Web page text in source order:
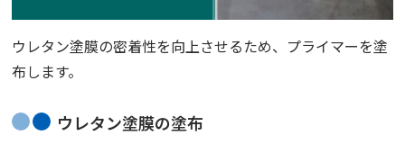
ウレタン塗膜の密着性を向上させるため、プライマーを塗
布します。
ウレタン塗膜の塗布